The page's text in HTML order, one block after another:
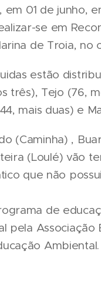
em 01 de junho,
se em
de Troia,
estão
três), Tejo (76,
mais duas) e
(Caminha) ,
(Loulé) vão
que não
de
pela Associação
Ambiental.